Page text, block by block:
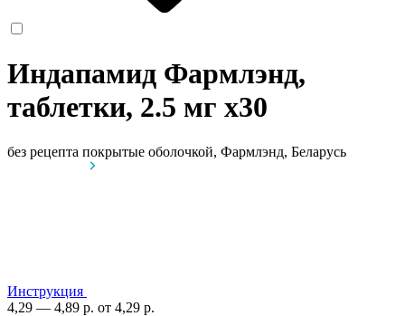
Индапамид Фармлэнд,
таблетки, 2.5 мг x30
без рецепта покрытые оболочкой, Фармлэнд, Беларусь
Инструкция
4,29 — 4,89 р. от 4,29 р.